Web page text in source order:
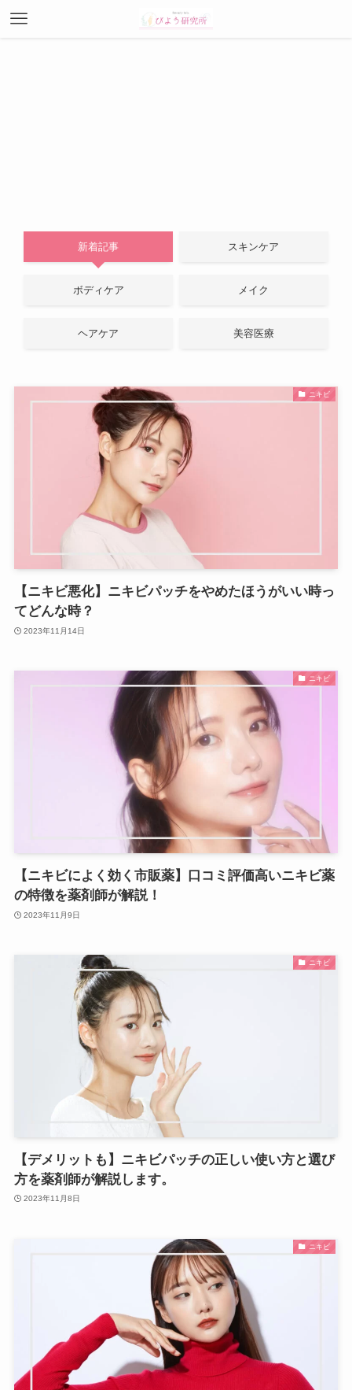
新着記事 スキンケア
ボディケア メイク
ヘアケア 美容医療
ニキビ
【ニキビ悪化】ニキビパッチをやめたほうがいい時っ
てどんな時？
2023年11月14日
ニキビ
【ニキビによく効く市販薬】口コミ評価高いニキビ薬
の特徴を薬剤師が解説！
2023年11月9日
ニキビ
【デメリットも】ニキビパッチの正しい使い方と選び
方を薬剤師が解説します。
2023年11月8日
ニキビ